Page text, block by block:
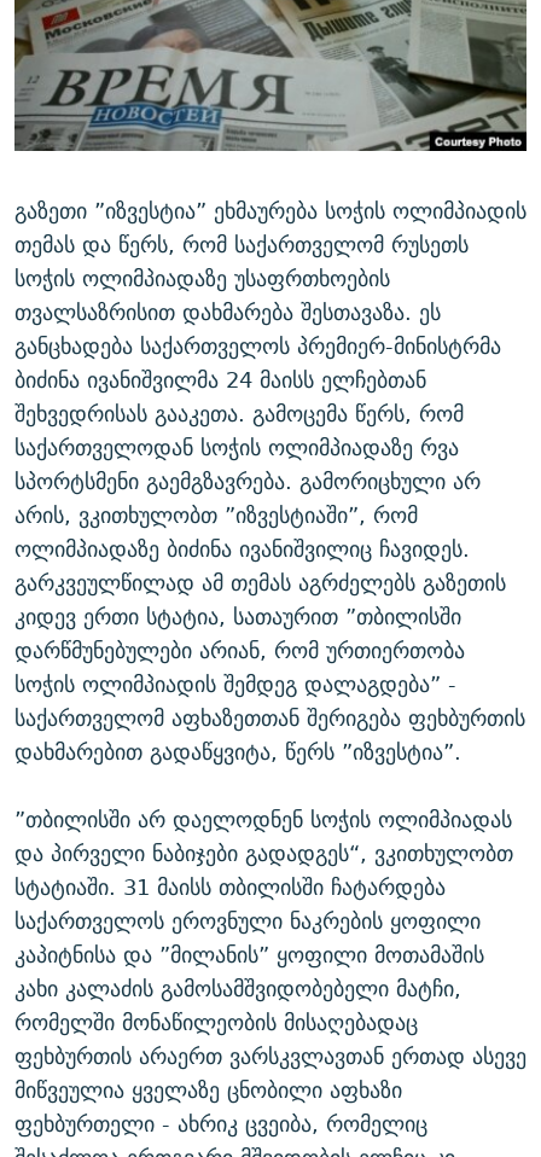
ᲛᲝᲚᲐᲞᲐᲠᲐᲙᲔ ᲢᲔᲥᲡᲢᲔᲑᲘ
ᲨᲘᲜ - ᲣᲪᲮᲝᲔᲗᲨᲘ
ᲚᲘᲢᲔᲠᲐᲢᲣᲠᲣᲚᲘ ᲬᲐᲮᲜᲐᲒᲔᲑᲘ
ᲐᲛᲔᲠᲘᲙᲣᲚᲘ ᲛᲝᲗᲮᲠᲝᲑᲐ
ᲘᲛᲞᲔᲠᲘᲐ ᲓᲐ ᲠᲐᲓᲘᲝ
ᲩᲔᲛᲘ ᲡᲘᲙᲕᲓᲘᲚᲘᲡ ᲛᲘᲖᲔᲖᲘᲐ COVID-19
11 ᲬᲔᲚᲘ - 11 ᲐᲛᲑᲐᲕᲘ
ᲡᲐᲞᲐᲠᲚᲐᲛᲔᲜᲢᲝ ᲐᲠᲩᲔᲕᲜᲔᲑᲘᲡ ᲘᲡᲢᲝᲠᲘᲐ
ᲑᲐᲕᲨᲕᲔᲑᲘ ᲞᲠᲝᲡᲢᲘᲢᲣᲪᲘᲐᲨᲘ - ᲐᲛᲝᲣᲗᲥᲛᲔᲚᲘ ᲐᲛᲑᲐᲕᲘ
5 ᲐᲛᲑᲐᲕᲘ - 20 ᲘᲕᲜᲘᲡᲡ ᲓᲐᲨᲐᲕᲔᲑᲣᲚᲔᲑᲘ
ᲐᲒᲕᲘᲡᲢᲝᲡ ᲝᲛᲘ
ПРИВЕТ ᲙᲣᲚᲢᲣᲠᲐ
ᲒᲐᲛᲝᲘᲬᲔᲠᲔ
გაზეთი ”იზვესტია” ეხმაურება სოჭის ოლიმპიადის
თემას და წერს, რომ საქართველომ რუსეთს
სოჭის ოლიმპიადაზე უსაფრთხოების
თვალსაზრისით დახმარება შესთავაზა. ეს
განცხადება საქართველოს პრემიერ-მინისტრმა
ბიძინა ივანიშვილმა 24 მაისს ელჩებთან
შეხვედრისას გააკეთა. გამოცემა წერს, რომ
საქართველოდან სოჭის ოლიმპიადაზე რვა
სპორტსმენი გაემგზავრება. გამორიცხული არ
არის, ვკითხულობთ ”იზვესტიაში”, რომ
ოლიმპიადაზე ბიძინა ივანიშვილიც ჩავიდეს.
გარკვეულწილად ამ თემას აგრძელებს გაზეთის
კიდევ ერთი სტატია, სათაურით ”თბილისში
დარწმუნებულები არიან, რომ ურთიერთობა
სოჭის ოლიმპიადის შემდეგ დალაგდება” -
საქართველომ აფხაზეთთან შერიგება ფეხბურთის
დახმარებით გადაწყვიტა, წერს ”იზვესტია”.
”თბილისში არ დაელოდნენ სოჭის ოლიმპიადას
და პირველი ნაბიჯები გადადგეს“, ვკითხულობთ
სტატიაში. 31 მაისს თბილისში ჩატარდება
საქართველოს ეროვნული ნაკრების ყოფილი
კაპიტნისა და ”მილანის” ყოფილი მოთამაშის
კახი კალაძის გამოსამშვიდობებელი მატჩი,
რომელში მონაწილეობის მისაღებადაც
ფეხბურთის არაერთ ვარსკვლავთან ერთად ასევე
მიწვეულია ყველაზე ცნობილი აფხაზი
ფეხბურთელი - ახრიკ ცვეიბა, რომელიც